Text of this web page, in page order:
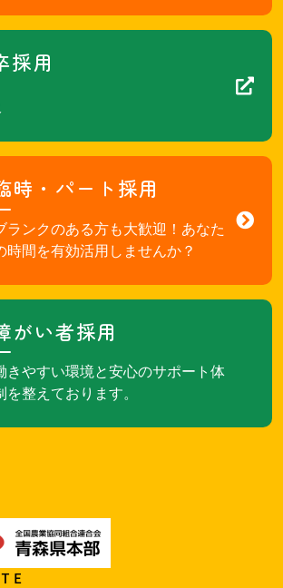
採用
時・パート採用
ランクのある方も大歓迎！あなた
時間を有効活用しませんか？
がい者採用
きやすい環境と安心のサポート体
を整えております。